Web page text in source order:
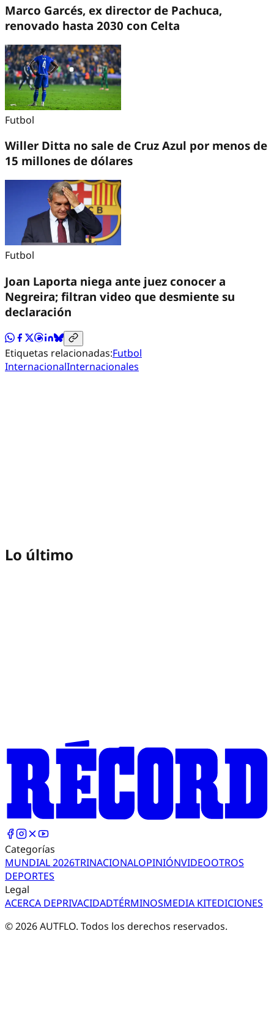
Marco Garcés, ex director de Pachuca,
renovado hasta 2030 con Celta
Futbol
Willer Ditta no sale de Cruz Azul por menos de
15 millones de dólares
Futbol
Joan Laporta niega ante juez conocer a
Negreira; filtran video que desmiente su
declaración
Etiquetas relacionadas:Futbol
InternacionalInternacionales
Lo último
Categorías
MUNDIAL 2026TRINACIONALOPINIÓNVIDEOOTROS
DEPORTES
Legal
ACERCA DEPRIVACIDADTÉRMINOSMEDIA KITEDICIONES
©2026AUTFLO. Todos los derechos reservados.